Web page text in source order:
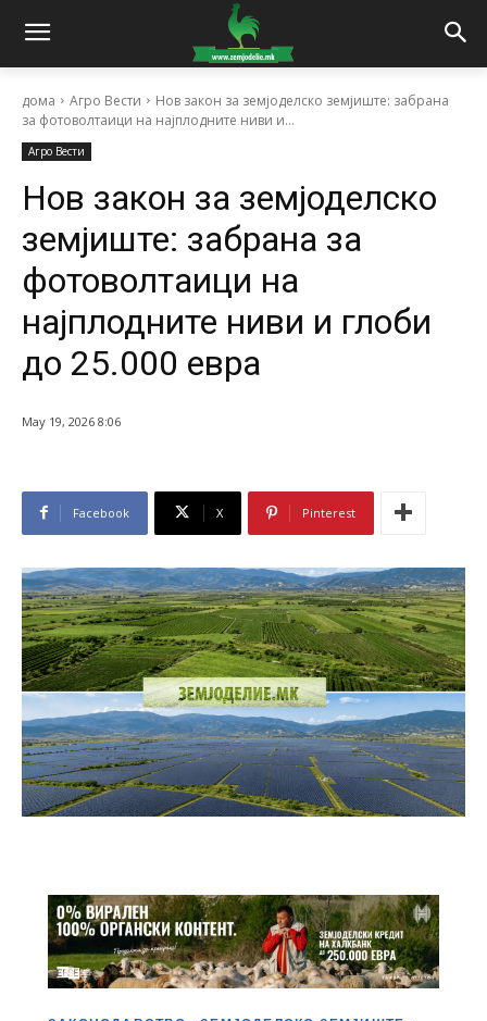
дома Агро Вести
Нов закон за земјоделско земјиште: забрана
за фотоволтаици на најплодните ниви и...
Агро Вести
Нов закон за земјоделско
земјиште: забрана за
фотоволтаици на
најплодните ниви и глоби
до 25.000 евра
May 19, 2026 8:06
Facebook X Pinterest